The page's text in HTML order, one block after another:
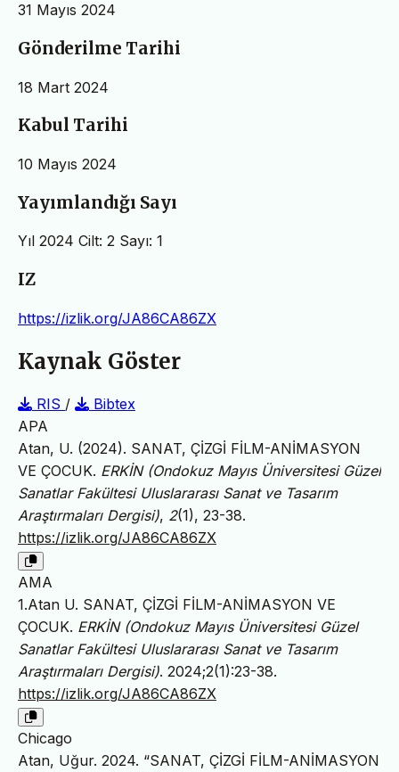
31 Mayıs 2024
Gönderilme Tarihi
18 Mart 2024
Kabul Tarihi
10 Mayıs 2024
Yayımlandığı Sayı
Yıl 2024 Cilt: 2 Sayı: 1
IZ
https://izlik.org/JA86CA86ZX
Kaynak Göster
RIS /
Bibtex
APA
Atan, U. (2024). SANAT, ÇİZGİ FİLM-ANİMASYON
VE ÇOCUK. ERKİN (Ondokuz Mayıs Üniversitesi Güzel
Sanatlar Fakültesi Uluslararası Sanat ve Tasarım
Araştırmaları Dergisi), 2(1), 23-38.
https://izlik.org/JA86CA86ZX
AMA
1.Atan U. SANAT, ÇİZGİ FİLM-ANİMASYON VE
ÇOCUK. ERKİN (Ondokuz Mayıs Üniversitesi Güzel
Sanatlar Fakültesi Uluslararası Sanat ve Tasarım
Araştırmaları Dergisi). 2024;2(1):23-38.
https://izlik.org/JA86CA86ZX
Chicago
Atan, Uğur. 2024. “SANAT, ÇİZGİ FİLM-ANİMASYON